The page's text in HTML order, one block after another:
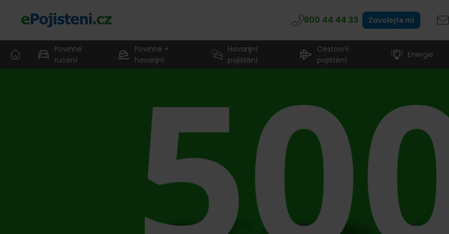
800 44 44 33 Zavolejte mi
Povinné
ručení
Povinné +
havarijní
Havarijní
pojištění
Cestovní
pojištění
Energie